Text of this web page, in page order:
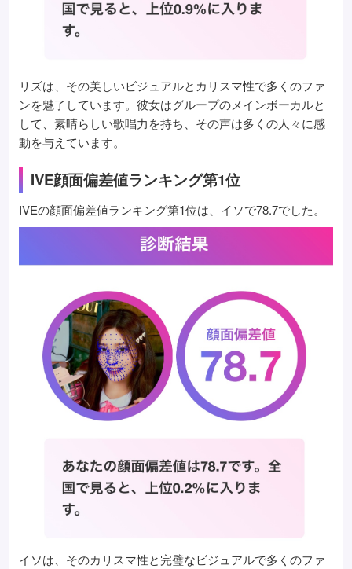
リズは、その美しいビジュアルとカリスマ性で多くのファ
ンを魅了しています。彼女はグループのメインボーカルと
して、素晴らしい歌唱力を持ち、その声は多くの人々に感
動を与えています。
IVE顔面偏差値ランキング第1位
IVEの顔面偏差値ランキング第1位は、イソで78.7でした。
イソは、そのカリスマ性と完璧なビジュアルで多くのファ